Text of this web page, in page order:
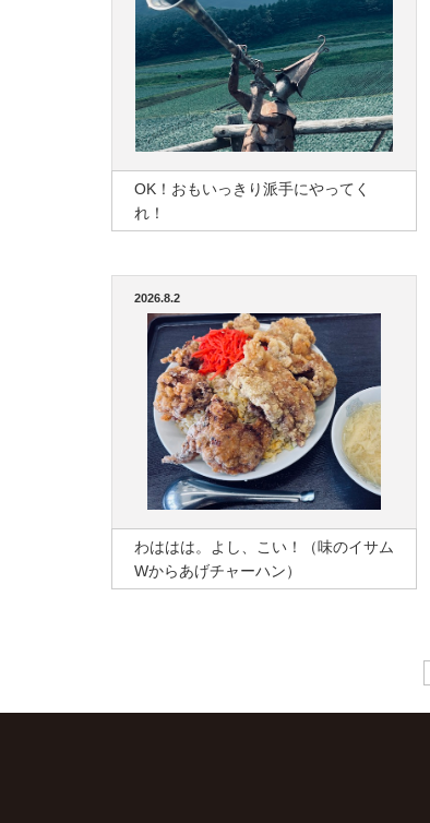
OK！おもいっきり派手にやってく
れ！
2026.8.2
わははは。よし、こい！（味のイサム
Wからあげチャーハン）